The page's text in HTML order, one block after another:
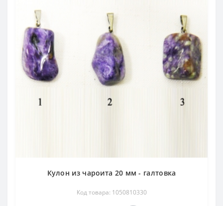
Кулон из чароита 20 мм - галтовка
Код товара: 1050810330